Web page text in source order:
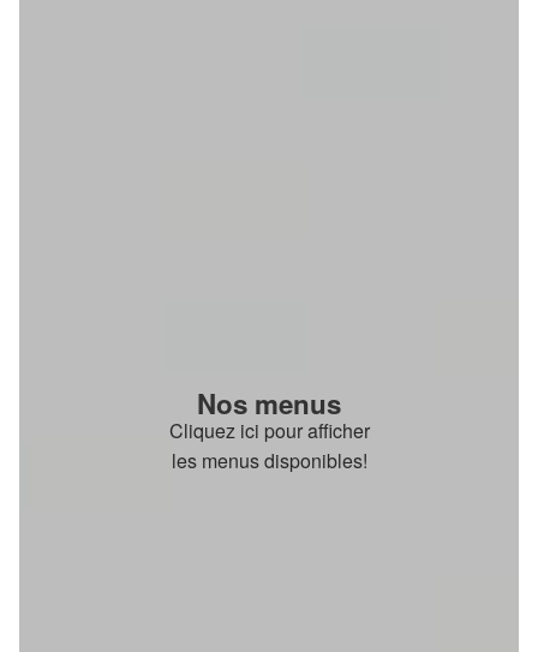
Nos menus
Cliquez ici pour afficher
les menus disponibles!